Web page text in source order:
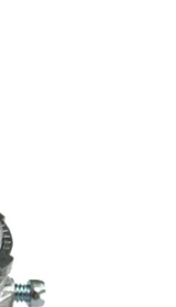
centran
de